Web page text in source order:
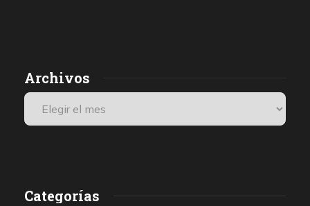
Archivos
Categorías